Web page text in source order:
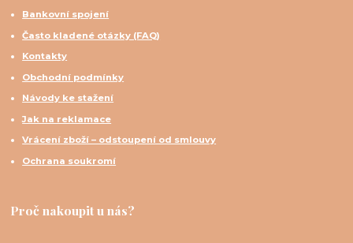
Bankovní spojení
Často kladené otázky (FAQ)
Kontakty
Obchodní podmínky
Návody ke stažení
Jak na reklamace
Vrácení zboží – odstoupení od smlouvy
Ochrana soukromí
Proč nakoupit u nás?